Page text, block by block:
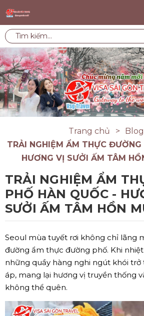
Trang chủ
Blog
TRẢI NGHIỆM ẨM THỰC ĐƯỜNG
HƯƠNG VỊ SƯỞI ẤM TÂM
TRẢI NGHIỆM ẨM
PHỐ HÀN QUỐC -
SƯỞI ẤM TÂM HỒN
Seoul mùa tuyết rơi không chỉ lãng
đường ẩm thực đường phố. Khi
những quầy hàng nghi ngút khói trở
áp, mang lại hương vị truyền thống
không thể quên.